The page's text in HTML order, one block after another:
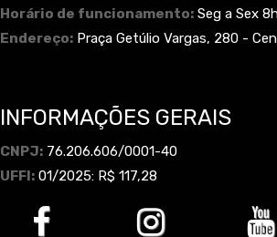
Horário de funcionamento: Seg a Sex
Endereço: Praça Getúlio Vargas, 280 -
INFORMAÇÕES GERAIS
CNPJ: 76.206.606/0001-40
UFFI: 01/2025: R$ 117,28